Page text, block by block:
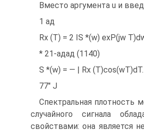
Вместо аргумента u и
1 ад
Rx (T) = 2 IS *(w) exP(jw
* 21-адад (1140)
S *(w) = — | Rx (T)cos(wT)dT.
77" J
Спектральная плотность
случайного сигнала
свойствами: она является